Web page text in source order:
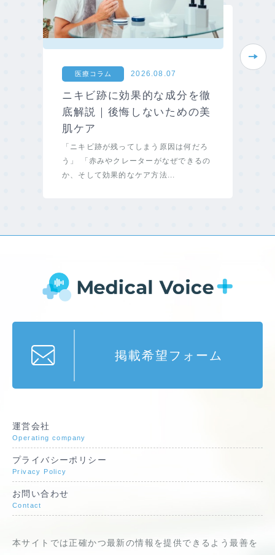
医療コラム 2026.08.07
ニキビ跡に効果的な成分を徹
底解説｜後悔しないための美
肌ケア
「ニキビ跡が残ってしまう原因は何だろ
う」 「赤みやクレーターがなぜできるの
か、そして効果的なケア方法...
Next
掲載希望フォーム
運営会社
Operating company
プライバシーポリシー
Privacy Policy
お問い合わせ
Contact
本サイトでは正確かつ最新の情報を提供できるよう最善を